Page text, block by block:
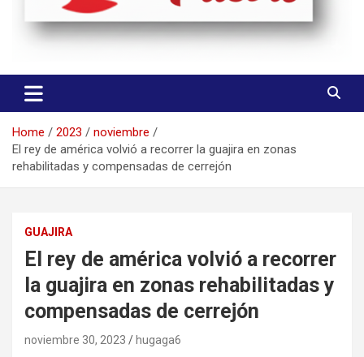
Gente Cultura y Pueblo
Home 2023
noviembre
El rey de américa volvió a recorrer la guajira en zonas
rehabilitadas y compensadas de cerrejón
GUAJIRA
El rey de américa volvió a recorrer
la guajira en zonas rehabilitadas y
compensadas de cerrejón
noviembre 30, 2023 hugaga6